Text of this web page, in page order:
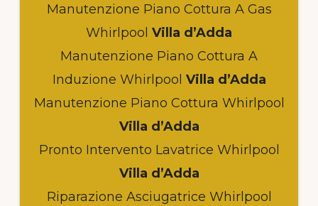
Manutenzione Piano Cottura A Gas
Whirlpool Villa d’Adda
Manutenzione Piano Cottura A
Induzione Whirlpool Villa d’Adda
Manutenzione Piano Cottura Whirlpool
Villa d’Adda
Pronto Intervento Lavatrice Whirlpool
Villa d’Adda
Riparazione Asciugatrice Whirlpool